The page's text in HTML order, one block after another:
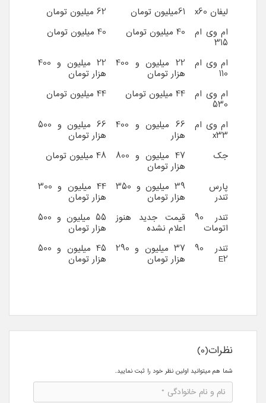
لیفان x60
61میلیون تومان
62 میلیون تومان
ام وی ام
315
40 میلیون تومان
40 میلیون تومان
ام وی ام
110
22 میلیون و 400
هزار تومان
22 میلیون و 400
هزار تومان
ام وی ام
530
44 میلیون تومان
44 میلیون تومان
ام وی ام
x33
66 میلیون و 400
هزار
66 میلیون و 500
هزار تومان
جک
47 میلیون و 800
هزار تومان
48 میلیون تومان
پارس
تندر
39 میلیون و 350
هزار تومان
44 میلیون و 300
هزار تومان
تندر 90
اتومات
قیمت جدید هنوز
اعلام نشده
55 میلیون و 500
هزار تومان
تندر 90
E2
37 میلیون و 290
هزار تومان
45 میلیون و 500
هزار تومان
نظرات(0)
شما هم میتوانید اولین نظر خود را ثبت نمایید.